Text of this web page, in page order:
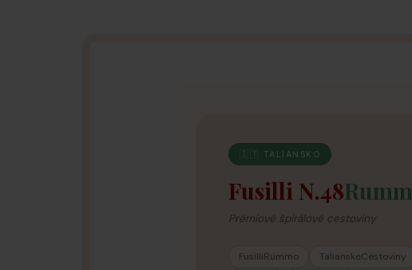
🇮🇹 TALIANSKO
Fusilli N.48
Prémiové špirálové cestoviny
FusilliRummo TalianskeCestoviny